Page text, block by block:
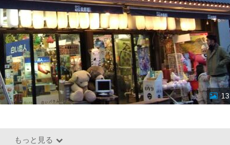
13
もっと見る